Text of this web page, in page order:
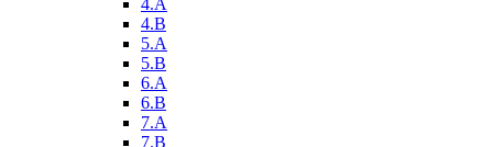
4.A
4.B
5.A
5.B
6.A
6.B
7.A
7.B